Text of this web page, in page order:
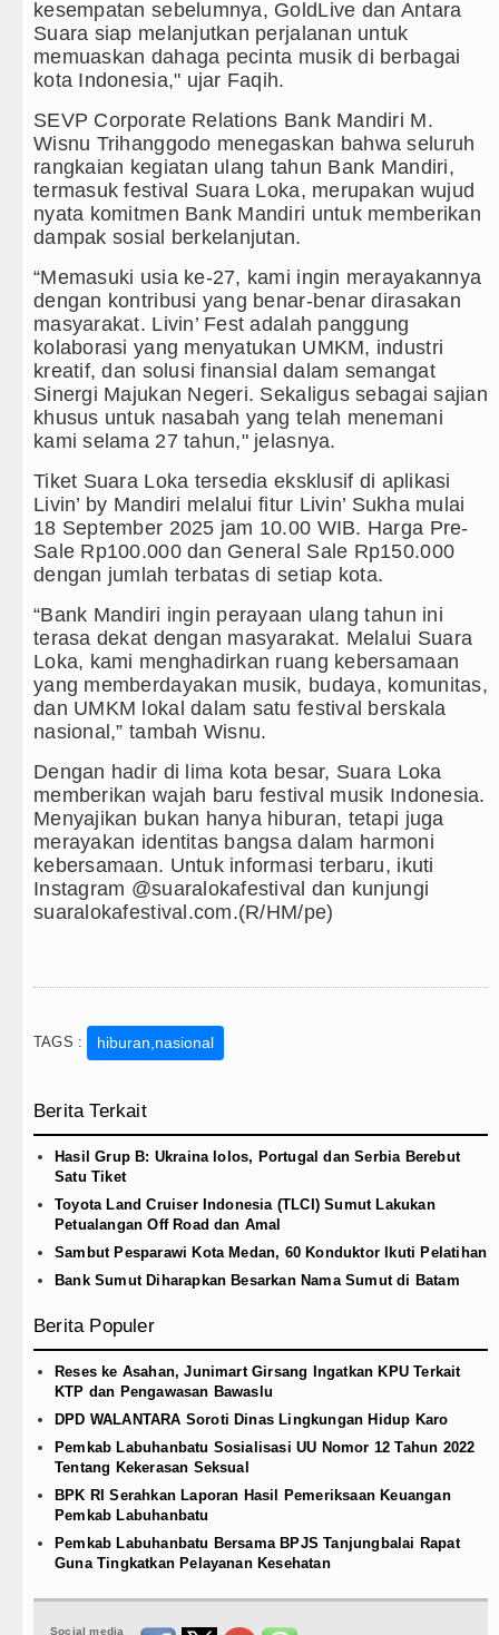
kesempatan sebelumnya, GoldLive dan Antara
Suara siap melanjutkan perjalanan untuk
memuaskan dahaga pecinta musik di berbagai
kota Indonesia," ujar Faqih.
SEVP Corporate Relations Bank Mandiri M.
Wisnu Trihanggodo menegaskan bahwa seluruh
rangkaian kegiatan ulang tahun Bank Mandiri,
termasuk festival Suara Loka, merupakan wujud
nyata komitmen Bank Mandiri untuk memberikan
dampak sosial berkelanjutan.
“Memasuki usia ke-27, kami ingin merayakannya
dengan kontribusi yang benar-benar dirasakan
masyarakat. Livin’ Fest adalah panggung
kolaborasi yang menyatukan UMKM, industri
kreatif, dan solusi finansial dalam semangat
Sinergi Majukan Negeri. Sekaligus sebagai sajian
khusus untuk nasabah yang telah menemani
kami selama 27 tahun," jelasnya.
Tiket Suara Loka tersedia eksklusif di aplikasi
Livin’ by Mandiri melalui fitur Livin’ Sukha mulai
18 September 2025 jam 10.00 WIB. Harga Pre-
Sale Rp100.000 dan General Sale Rp150.000
dengan jumlah terbatas di setiap kota.
“Bank Mandiri ingin perayaan ulang tahun ini
terasa dekat dengan masyarakat. Melalui Suara
Loka, kami menghadirkan ruang kebersamaan
yang memberdayakan musik, budaya, komunitas,
dan UMKM lokal dalam satu festival berskala
nasional,” tambah Wisnu.
Dengan hadir di lima kota besar, Suara Loka
memberikan wajah baru festival musik Indonesia.
Menyajikan bukan hanya hiburan, tetapi juga
merayakan identitas bangsa dalam harmoni
kebersamaan. Untuk informasi terbaru, ikuti
Instagram @suaralokafestival dan kunjungi
suaralokafestival.com.(R/HM/pe)
TAGS : hiburan,nasional
Berita Terkait
Hasil Grup B: Ukraina lolos, Portugal dan Serbia Berebut
Satu Tiket
Toyota Land Cruiser Indonesia (TLCI) Sumut Lakukan
Petualangan Off Road dan Amal
Sambut Pesparawi Kota Medan, 60 Konduktor Ikuti Pelatihan
Bank Sumut Diharapkan Besarkan Nama Sumut di Batam
Berita Populer
Reses ke Asahan, Junimart Girsang Ingatkan KPU Terkait
KTP dan Pengawasan Bawaslu
DPD WALANTARA Soroti Dinas Lingkungan Hidup Karo
Pemkab Labuhanbatu Sosialisasi UU Nomor 12 Tahun 2022
Tentang Kekerasan Seksual
BPK RI Serahkan Laporan Hasil Pemeriksaan Keuangan
Pemkab Labuhanbatu
Pemkab Labuhanbatu Bersama BPJS Tanjungbalai Rapat
Guna Tingkatkan Pelayanan Kesehatan
Social media